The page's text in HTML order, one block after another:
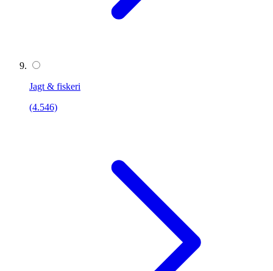
Jagt & fiskeri
(4.546)